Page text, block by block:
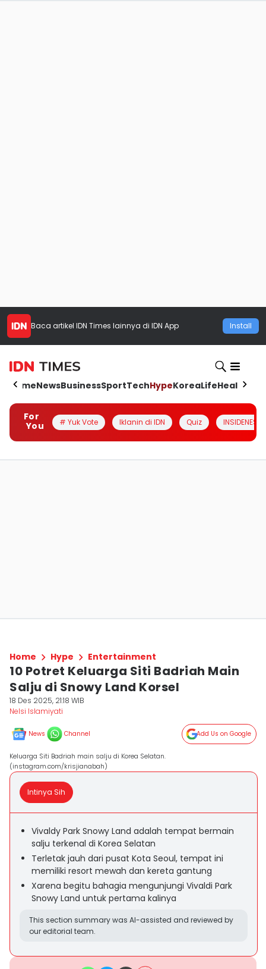
Baca artikel IDN Times lainnya di IDN App Install
HomeNewsBusinessSportTechHypeKoreaLifeHealth
For
You
# Yuk Vote Iklanin di IDN Quiz INSIDENESIA
Home Hype Entertainment
10 Potret Keluarga Siti Badriah Main
Salju di Snowy Land Korsel
18 Des 2025, 21:18 WIB
Nelsi Islamiyati
News Channel Add Us on Google
Keluarga Siti Badriah main salju di Korea Selatan.
(instagram.com/krisjianabah)
Intinya Sih
Vivaldy Park Snowy Land adalah tempat bermain
salju terkenal di Korea Selatan
Terletak jauh dari pusat Kota Seoul, tempat ini
memiliki resort mewah dan kereta gantung
Xarena begitu bahagia mengunjungi Vivaldi Park
Snowy Land untuk pertama kalinya
This section summary was AI-assisted and reviewed by
our editorial team.